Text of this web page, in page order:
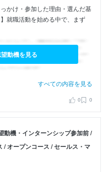
かけ・参加した理由・選んだ基
就職活動を始める中で、まず
動機を見る
すべての内容を見る
0 0
動機・インターンシップ参加前 /
オープンコース / セールス・マ